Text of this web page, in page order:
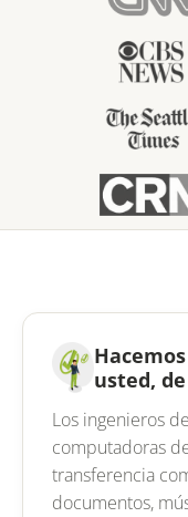
usted,
Los ingenieros
computadoras
transferencia
documentos,